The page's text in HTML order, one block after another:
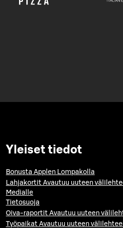
Yleiset tiedot
Bonusta Applen Lompakolla
Lahjakortit Avautuu uuteen
Medialle
Tietosuoja
Oiva-raportit Avautuu uuteen
Työpaikat Avautuu uuteen